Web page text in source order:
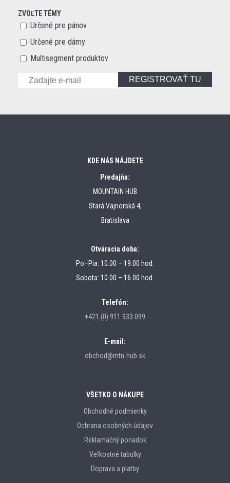
ZVOĽTE TÉMY
Určené pre pánov
Určené pre dámy
Multisegment produktov
REGISTROVAŤ TU
KDE NÁS NÁJDETE
Predajňa:
MOUNTAIN HUB
Stará Vajnorská 4,
Bratislava
Otváracia doba:
Po–Pia: 10.00 – 19.00 hod.
Sobota: 10.00 – 16.00 hod.
Telefón:
+421 (0) 911 933 099
E-mail:
obchod@mtn-hub.sk
VŠETKO O NÁKUPE
Obchodné podmienky
Ochrana osobných údajov
Reklamačný poriadok
Veľkostné tabulky
Doprava a platby